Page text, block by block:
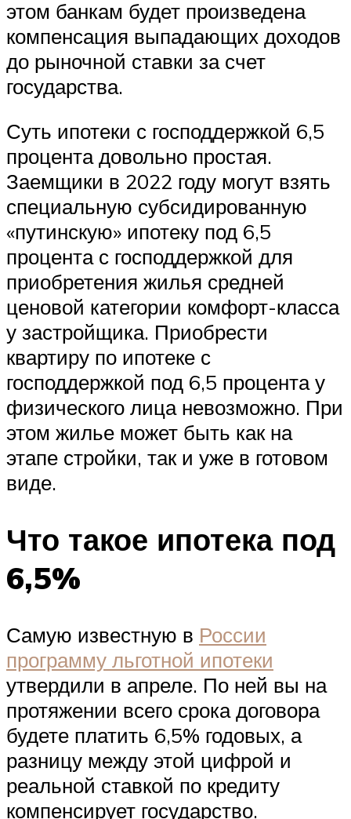
этом банкам будет произведена
компенсация выпадающих доходов
до рыночной ставки за счет
государства.
Суть ипотеки с господдержкой 6,5
процента довольно простая.
Заемщики в 2022 году могут взять
специальную субсидированную
«путинскую» ипотеку под 6,5
процента с господдержкой для
приобретения жилья средней
ценовой категории комфорт-класса
у застройщика. Приобрести
квартиру по ипотеке с
господдержкой под 6,5 процента у
физического лица невозможно. При
этом жилье может быть как на
этапе стройки, так и уже в готовом
виде.
Что такое ипотека под
6,5%
Самую известную в России
программу льготной ипотеки
утвердили в апреле. По ней вы на
протяжении всего срока договора
будете платить 6,5% годовых, а
разницу между этой цифрой и
реальной ставкой по кредиту
компенсирует государство.